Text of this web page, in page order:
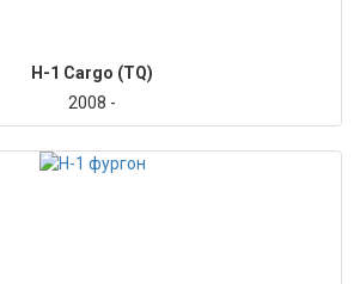
H-1 Cargo (TQ)
2008 -